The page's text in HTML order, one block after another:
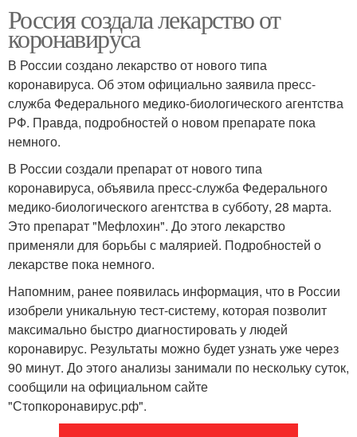
Россия создала лекарство от
коронавируса
В России создано лекарство от нового типа
коронавируса. Об этом официально заявила пресс-
служба Федерального медико-биологического агентства
РФ. Правда, подробностей о новом препарате пока
немного.
В России создали препарат от нового типа
коронавируса, объявила пресс-служба Федерального
медико-биологического агентства в субботу, 28 марта.
Это препарат "Мефлохин". До этого лекарство
применяли для борьбы с малярией. Подробностей о
лекарстве пока немного.
Напомним, ранее появилась информация, что в России
изобрели уникальную тест-систему, которая позволит
максимально быстро диагностировать у людей
коронавирус. Результаты можно будет узнать уже через
90 минут. До этого анализы занимали по нескольку суток,
сообщили на официальном сайте
"Стопкоронавирус.рф".